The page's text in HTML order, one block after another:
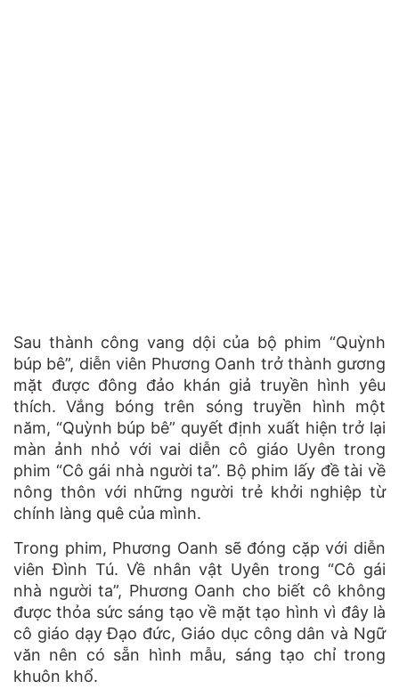
Sau thành công vang dội của bộ phim “Quỳnh
búp bê”, diễn viên Phương Oanh trở thành gương
mặt được đông đảo khán giả truyền hình yêu
thích. Vắng bóng trên sóng truyền hình một
năm, “Quỳnh búp bê” quyết định xuất hiện trở lại
màn ảnh nhỏ với vai diễn cô giáo Uyên trong
phim “Cô gái nhà người ta”. Bộ phim lấy đề tài về
nông thôn với những người trẻ khởi nghiệp từ
chính làng quê của mình.
Trong phim, Phương Oanh sẽ đóng cặp với diễn
viên Đình Tú. Về nhân vật Uyên trong “Cô gái
nhà người ta”, Phương Oanh cho biết cô không
được thỏa sức sáng tạo về mặt tạo hình vì đây là
cô giáo dạy Đạo đức, Giáo dục công dân và Ngữ
văn nên có sẵn hình mẫu, sáng tạo chỉ trong
khuôn khổ.